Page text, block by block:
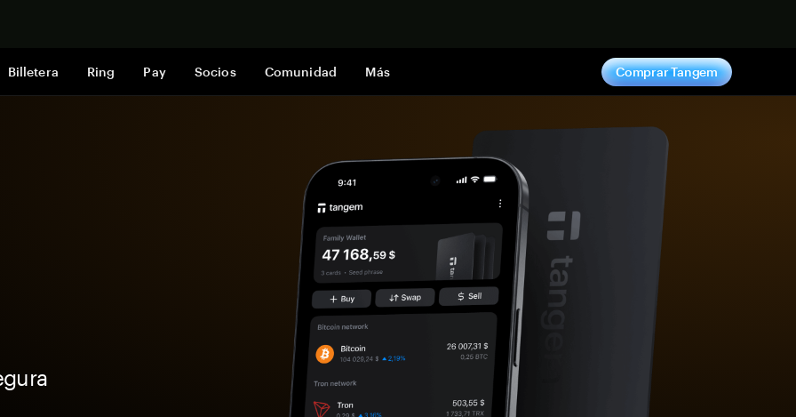
Billetera Ring Pay Socios Comunidad Más Comprar Tangem